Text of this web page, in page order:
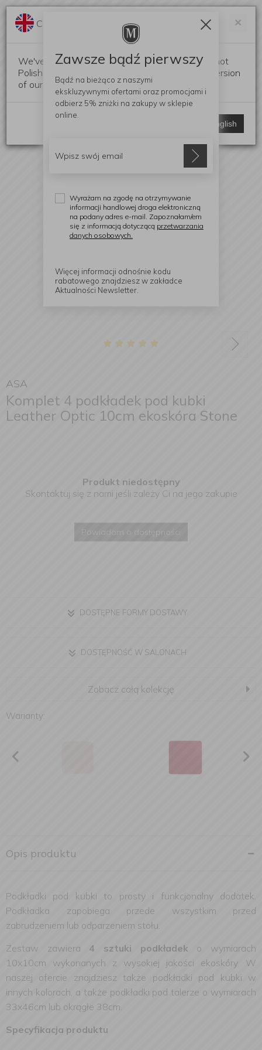
ASA
Komplet 4 podkładek pod kubki
Leather Optic 10cm ekoskóra Stone
Produkt niedostępny
Skontaktuj się z nami jeśli zależy Ci na jego zakupie
Powiadom o dostępności
DOSTĘPNE FORMY DOSTAWY
DOSTĘPNOŚĆ W SALONACH
Zobacz całą kolekcję
Warianty:
Opis produktu
Podkładki pod kubki to prosty i funkcjonalny dodatek.
Podkładka zapobiega przede wszystkim przed
zabrudzeniem lub odparzeniem stołu.
Zestaw zawiera 4 sztuki podkładek o wymiarach
10x10cm wykonanych z wysokiej jakości ekoskóry. W
naszej ofercie znajdziesz także podkładki pod kubki w
innych kolorach, a także podkładki pod talerze o wymiarach
33x46cm lub okrągłe 38cm.
Specyfikacja produktu
×
Change language?
We've detected that your browser language is not
Polish. Would you like to switch to the English version
of our website?
Switch to English
Zawsze bądź pierwszy
Bądź na bieżąco z naszymi
ekskluzywnymi ofertami oraz promocjami i
odbierz 5% zniżki na zakupy w sklepie
online.
Wyrażam na zgodę na otrzymywanie
informacji handlowej droga elektroniczną
na podany adres e-mail. Zapoznałam/em
się z informacją dotyczącą przetwarzania
danych osobowych.
Więcej informacji odnośnie kodu
rabatowego znajdziesz w zakładce
Aktualności Newsletter.